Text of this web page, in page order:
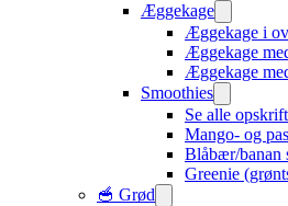
Æggekage
Æggekage i
Æggekage
Æggekage
Smoothies
Se alle
Mango- og
Blåbær/banan
Greenie
🥣 Grød